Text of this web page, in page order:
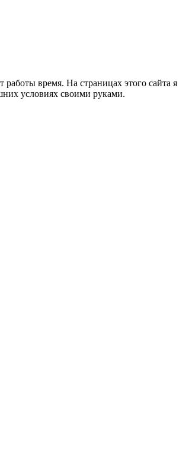
время. На страницах этого сайта я
условиях своими руками.